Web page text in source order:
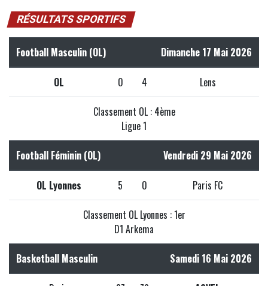
RÉSULTATS SPORTIFS
Football Masculin (OL) Dimanche 17 Mai 2026
OL 0 4 Lens
Classement OL : 4ème
Ligue 1
Football Féminin (OL) Vendredi 29 Mai 2026
OL Lyonnes 5 0 Paris FC
Classement OL Lyonnes : 1er
D1 Arkema
Basketball Masculin Samedi 16 Mai 2026